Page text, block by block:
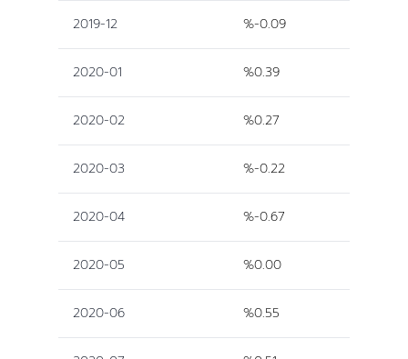
2019-12 %-0.09
2020-01 %0.39
2020-02 %0.27
2020-03 %-0.22
2020-04 %-0.67
2020-05 %0.00
2020-06 %0.55